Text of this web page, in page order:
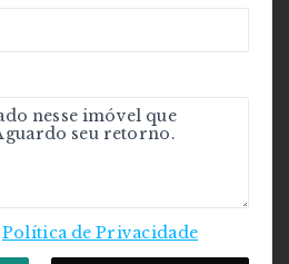
Política de Privacidade